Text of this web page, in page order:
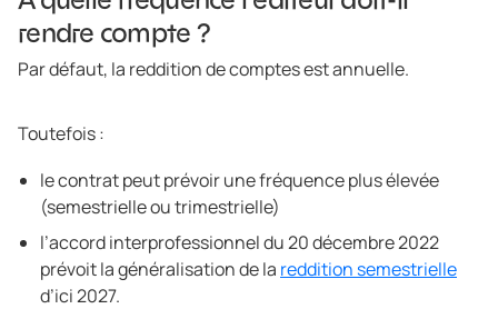
rendre compte ?
Par défaut, la reddition de comptes est annuelle.
Toutefois :
le contrat peut prévoir une fréquence plus élevée
(semestrielle ou trimestrielle)
l’accord interprofessionnel du 20 décembre 2022
prévoit la généralisation de la reddition semestrielle
d’ici 2027.